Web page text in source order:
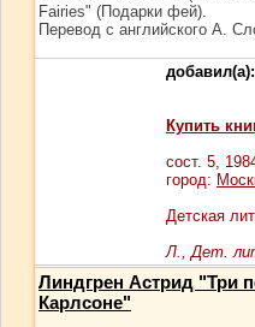
Fairies" (Подарки фей).
Перевод с английского А.
Купить
сост. 5,
город:
Детская
Л., Дет.
Линдгрен Астрид "Три
Карлсоне"